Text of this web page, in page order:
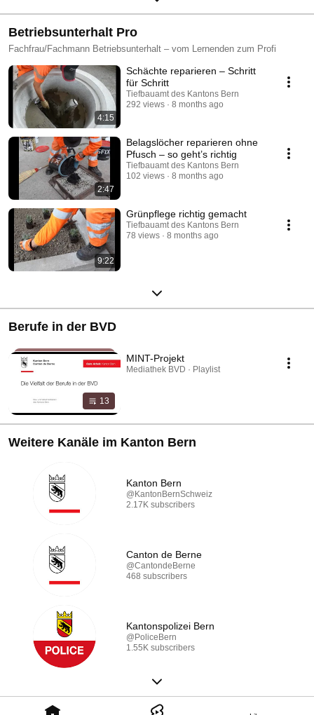
Betriebsunterhalt Pro
Fachfrau/Fachmann Betriebsunterhalt – vom Lernenden zum Profi
4:15
Schächte reparieren – Schritt
für Schritt
Tiefbauamt des Kantons Bern
292 views
8 months ago
2:47
Belagslöcher reparieren ohne
Pfusch – so geht’s richtig
Tiefbauamt des Kantons Bern
102 views
8 months ago
9:22
Grünpflege richtig gemacht
Tiefbauamt des Kantons Bern
78 views
8 months ago
Berufe in der BVD
13
MINT-Projekt
Mediathek BVD · Playlist
Weitere Kanäle im Kanton Bern
Kanton Bern
@KantonBernSchweiz
2.17K subscribers
Canton de Berne
@CantondeBerne
468 subscribers
Kantonspolizei Bern
@PoliceBern
1.55K subscribers